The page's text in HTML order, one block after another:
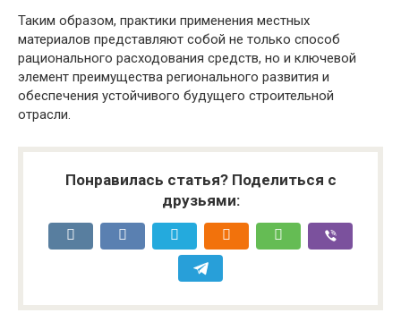
Таким образом, практики применения местных
материалов представляют собой не только способ
рационального расходования средств, но и ключевой
элемент преимущества регионального развития и
обеспечения устойчивого будущего строительной
отрасли.
Понравилась статья? Поделиться с
друзьями: